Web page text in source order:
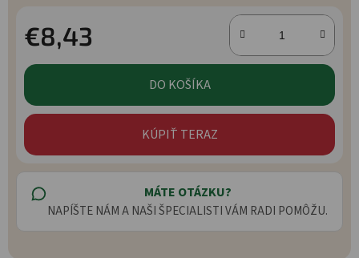
€8,43
Jednotková cena:
DO KOŠÍKA
KÚPIŤ TERAZ
MÁTE OTÁZKU?
NAPÍŠTE NÁM A NAŠI ŠPECIALISTI VÁM RADI POMÔŽU.